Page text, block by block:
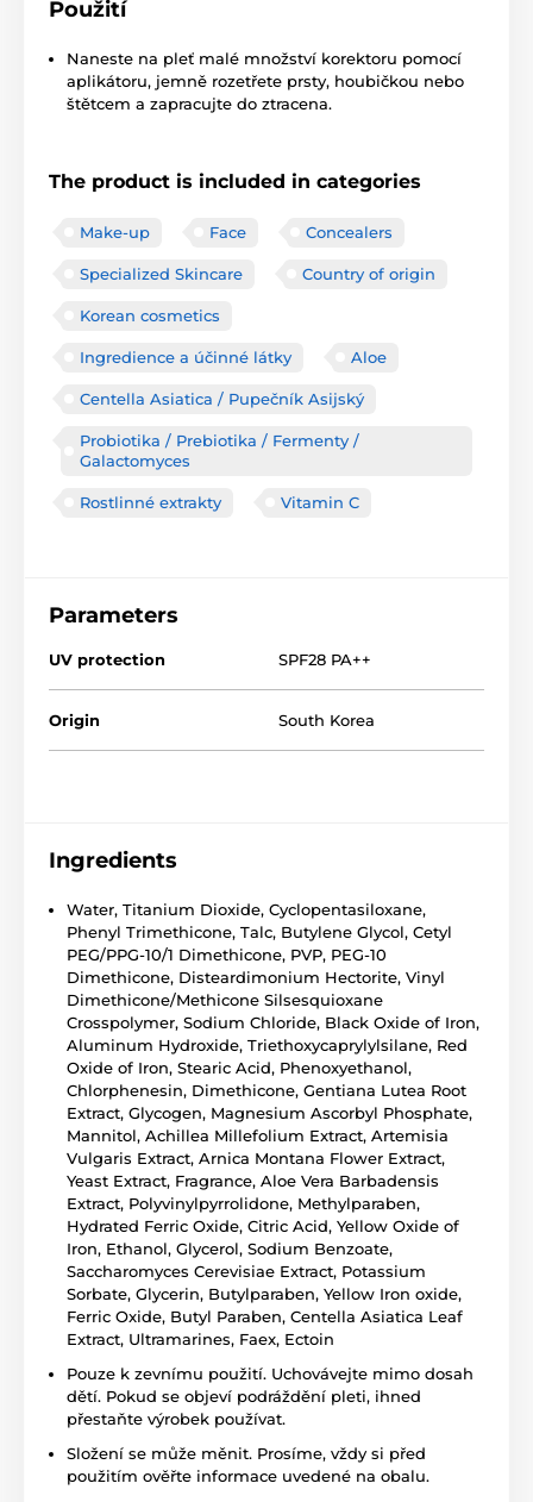
Použití
Naneste na pleť malé množství korektoru pomocí
aplikátoru, jemně rozetřete prsty, houbičkou nebo
štětcem a zapracujte do ztracena.
The product is included in categories
Make-up Face Concealers
Specialized Skincare Country of origin
Korean cosmetics
Ingredience a účinné látky Aloe
Centella Asiatica / Pupečník Asijský
Probiotika / Prebiotika / Fermenty /
Galactomyces
Rostlinné extrakty Vitamin C
Parameters
UV protection SPF28 PA++
Origin South Korea
Ingredients
Water, Titanium Dioxide, Cyclopentasiloxane,
Phenyl Trimethicone, Talc, Butylene Glycol, Cetyl
PEG/PPG-10/1 Dimethicone, PVP, PEG-10
Dimethicone, Disteardimonium Hectorite, Vinyl
Dimethicone/Methicone Silsesquioxane
Crosspolymer, Sodium Chloride, Black Oxide of Iron,
Aluminum Hydroxide, Triethoxycaprylylsilane, Red
Oxide of Iron, Stearic Acid, Phenoxyethanol,
Chlorphenesin, Dimethicone, Gentiana Lutea Root
Extract, Glycogen, Magnesium Ascorbyl Phosphate,
Mannitol, Achillea Millefolium Extract, Artemisia
Vulgaris Extract, Arnica Montana Flower Extract,
Yeast Extract, Fragrance, Aloe Vera Barbadensis
Extract, Polyvinylpyrrolidone, Methylparaben,
Hydrated Ferric Oxide, Citric Acid, Yellow Oxide of
Iron, Ethanol, Glycerol, Sodium Benzoate,
Saccharomyces Cerevisiae Extract, Potassium
Sorbate, Glycerin, Butylparaben, Yellow Iron oxide,
Ferric Oxide, Butyl Paraben, Centella Asiatica Leaf
Extract, Ultramarines, Faex, Ectoin
Pouze k zevnímu použití. Uchovávejte mimo dosah
dětí. Pokud se objeví podráždění pleti, ihned
přestaňte výrobek používat.
Složení se může měnit. Prosíme, vždy si před
použitím ověřte informace uvedené na obalu.